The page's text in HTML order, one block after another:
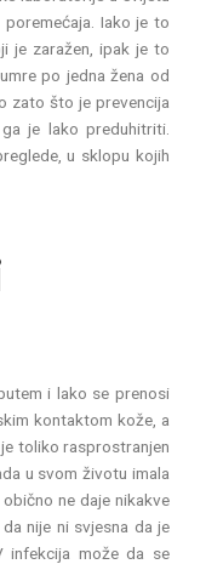
Iako je to
je zaražen, ipak je to
po jedna žena od
zato što je prevencija
je lako preduhitriti.
u sklopu kojih
i lako se prenosi
kontaktom kože, a
toliko rasprostranjen
u svom životu imala
ne daje nikakve
nije ni svjesna da je
infekcija može da se